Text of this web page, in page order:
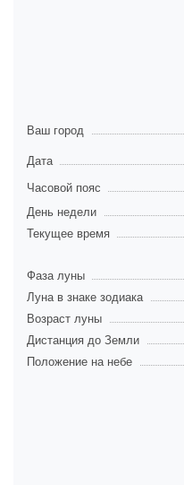
Ваш город
Дата
Часовой пояс
День недели
Текущее время
Фаза луны
Луна в знаке зодиака
Возраст луны
Дистанция до Земли
Положение на небе